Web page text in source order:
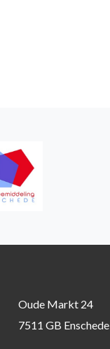
Oude Markt 24
7511 GB Enschede